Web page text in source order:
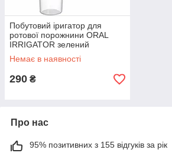
Побутовий іригатор для
ротової порожнини ORAL
IRRIGATOR зелений
електричний від USB
Немає в наявності
290 ₴
Про нас
95% позитивних з 155 відгуків за рік